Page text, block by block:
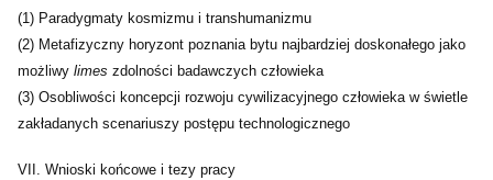
(1) Paradygmaty kosmizmu i transhumanizmu
(2) Metafizyczny horyzont poznania bytu najbardziej doskonałego jako
możliwy limes zdolności badawczych człowieka
(3) Osobliwości koncepcji rozwoju cywilizacyjnego człowieka w świetle
zakładanych scenariuszy postępu technologicznego
VII. Wnioski końcowe i tezy pracy